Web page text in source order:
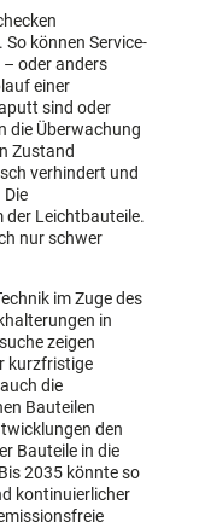
können Service-
oder anders
einer
sind oder
die Überwachung
Zustand
verhindert und
der Leichtbauteile.
nur schwer
im Zuge des
in
zeigen
kurzfristige
die
Bauteilen
den
Bauteile in die
2035 könnte so
kontinuierlicher